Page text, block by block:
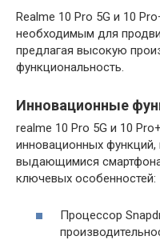
Realme 10 Pro 5G и 10
необходимым для
предлагая высокую
функциональность.
Инновационные
realme 10 Pro 5G и 10
инновационных
выдающимися
ключевых особенностей:
Процессор